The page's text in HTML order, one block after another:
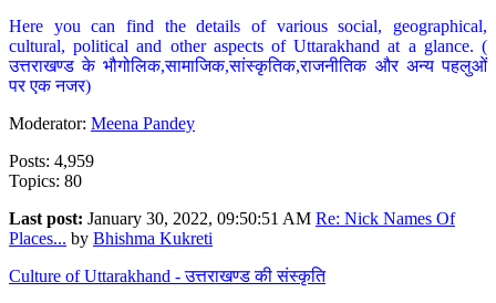
Here you can find the details of various social, geographical,
cultural, political and other aspects of Uttarakhand at a glance. (
उत्तराखण्ड के भौगोलिक,सामाजिक,सांस्कृतिक,राजनीतिक और अन्य पहलुओं
पर एक नजर)
Moderator: Meena Pandey
Posts: 4,959
Topics: 80
Last post: January 30, 2022, 09:50:51 AM Re: Nick Names Of
Places... by Bhishma Kukreti
Culture of Uttarakhand - उत्तराखण्ड की संस्कृति